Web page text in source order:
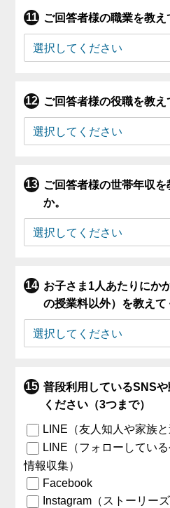
ご回答者様の職業を教え
ご回答者様の役職を教え
ご回答者様の世帯年収
か。
お子さま1人あたりにか
の授業料以外）を教えて
普段利用しているSNS
ください（3つまで）
LINE（友人知人や家族と
LINE（フォローしてい
情報収集）
Facebook
Instagram（ストーリー